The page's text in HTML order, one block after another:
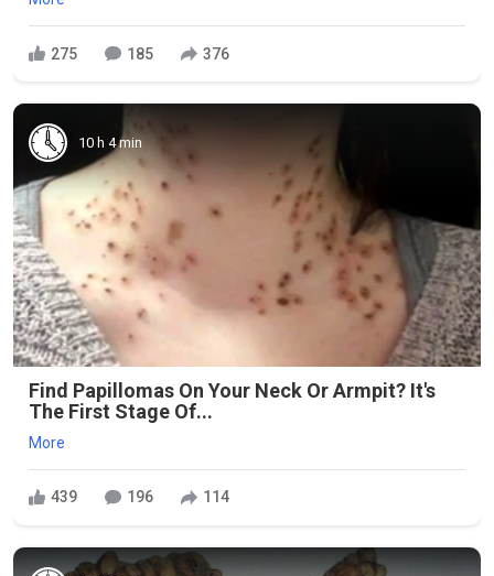
275 185 376
10 h 4 min
Find Papillomas On Your Neck Or Armpit? It's
The First Stage Of...
More
439 196 114